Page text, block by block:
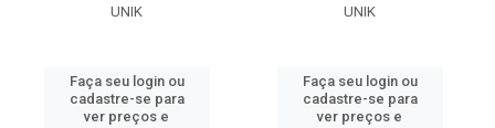
UNIK
Faça seu login ou
cadastre-se para
ver preços e
UNIK
Faça seu login ou
cadastre-se para
ver preços e